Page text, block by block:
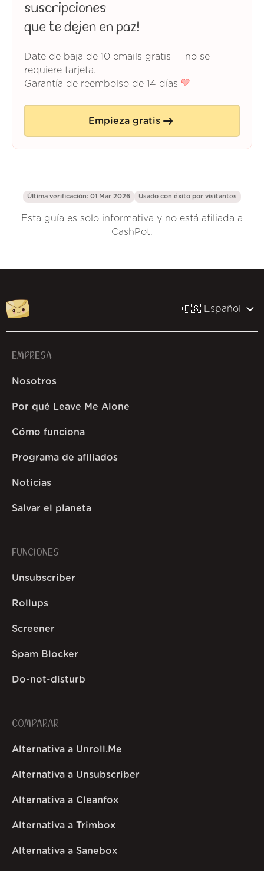
suscripciones
que te dejen en paz!
Date de baja de 10 emails gratis — no se
requiere tarjeta.
Garantía de reembolso de 14 días
Empieza gratis
Última verificación: 01 Mar 2026 Usado con éxito por visitantes
Esta guía es solo informativa y no está afiliada a
CashPot.
🇪🇸 Español
EMPRESA
Nosotros
Por qué Leave Me Alone
Cómo funciona
Programa de afiliados
Noticias
Salvar el planeta
FUNCIONES
Unsubscriber
Rollups
Screener
Spam Blocker
Do-not-disturb
COMPARAR
Alternativa a Unroll.Me
Alternativa a Unsubscriber
Alternativa a Cleanfox
Alternativa a Trimbox
Alternativa a Sanebox